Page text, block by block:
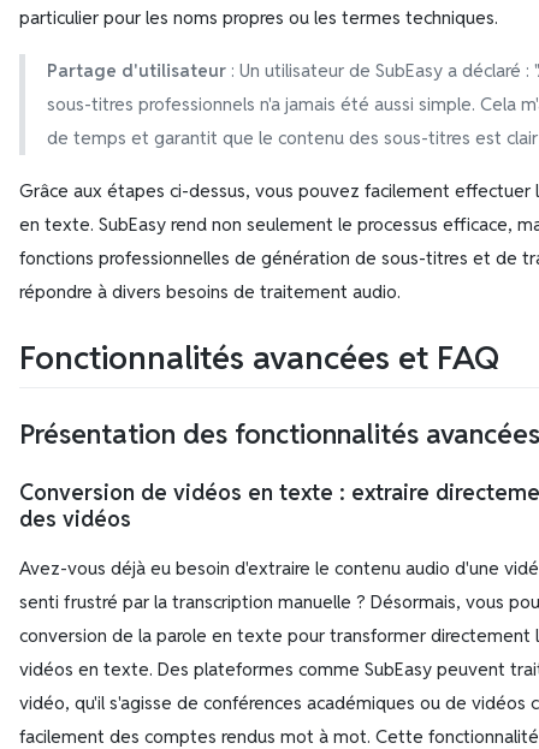
particulier pour les noms propres ou les termes techniques.
Partage d'utilisateur: Un utilisateur de SubEasy a déclaré :
sous-titres professionnels n'a jamais été aussi simple. Cela
de temps et garantit que le contenu des sous-titres est clair
Grâce aux étapes ci-dessus, vous pouvez facilement effectuer
en texte. SubEasy rend non seulement le processus efficace,
fonctions professionnelles de génération de sous-titres et de
répondre à divers besoins de traitement audio.
Fonctionnalités avancées et FAQ
Présentation des fonctionnalités avancées
Conversion de vidéos en texte : extraire
des vidéos
Avez-vous déjà eu besoin d'extraire le contenu audio d'une
senti frustré par la transcription manuelle ? Désormais, vous
conversion de la parole en texte pour transformer directement
vidéos en texte. Des plateformes comme SubEasy peuvent
vidéo, qu'il s'agisse de conférences académiques ou de vidéos
facilement des comptes rendus mot à mot. Cette